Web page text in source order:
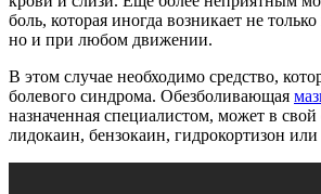
боль, которая иногда возникает не
но и при любом движении.
В этом случае необходимо средство,
болевого синдрома. Обезболивающая
назначенная специалистом, может в свой
лидокаин, бензокаин, гидрокортизон